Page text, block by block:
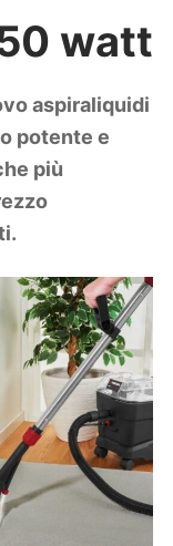
watt
aspiraliquidi
potente e
più